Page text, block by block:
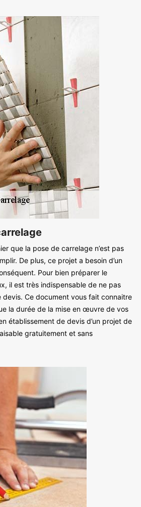
que la pose de carrelage n’est pas
De plus, ce projet a besoin d’un
Pour bien préparer le
il est très indispensable de ne pas
devis. Ce document vous fait connaitre
la durée de la mise en œuvre de vos
établissement de devis d’un projet de
gratuitement et sans